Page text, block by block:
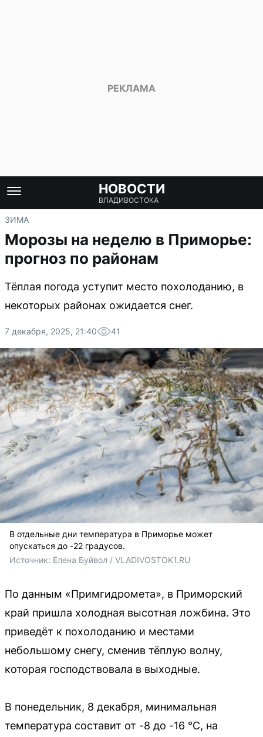
НОВОСТИ
ВЛАДИВОСТОКА
ЗИМА
Морозы на неделю в Приморье:
прогноз по районам
Тёплая погода уступит место похолоданию, в
некоторых районах ожидается снег.
7 декабря, 2025, 21:40 41
В отдельные дни температура в Приморье может
опускаться до -22 градусов.
Источник: Елена Буйвол / VLADIVOSTOK1.RU
По данным «Примгидромета», в Приморский
край пришла холодная высотная ложбина. Это
приведёт к похолоданию и местами
небольшому снегу, сменив тёплую волну,
которая господствовала в выходные.
В понедельник, 8 декабря, минимальная
температура составит от -8 до -16 °C, на